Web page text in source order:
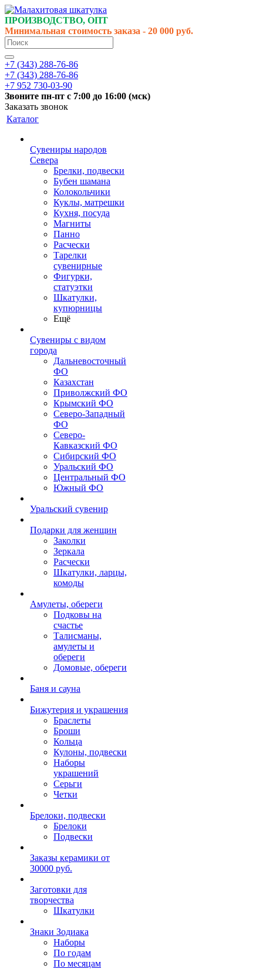
ПРОИЗВОДСТВО, ОПТ
Минимальная стоимость заказа - 20 000 руб.
+7 (343) 288-76-86
+7 (343) 288-76-86
+7 952 730-03-90
Звоните пн-пт с 7:00 до 16:00 (мск)
Заказать звонок
Каталог
Сувениры народов
Севера
Брелки, подвески
Бубен шамана
Колокольчики
Куклы, матрешки
Кухня, посуда
Магниты
Панно
Расчески
Тарелки
сувенирные
Фигурки,
статуэтки
Шкатулки,
купюрницы
Ещё
Сувениры с видом
города
Дальневосточный
ФО
Казахстан
Приволжский ФО
Крымский ФО
Северо-Западный
ФО
Северо-
Кавказский ФО
Сибирский ФО
Уральский ФО
Центральный ФО
Южный ФО
Уральский сувенир
Подарки для женщин
Заколки
Зеркала
Расчески
Шкатулки, ларцы,
комоды
Амулеты, обереги
Подковы на
счастье
Талисманы,
амулеты и
обереги
Домовые, обереги
Баня и сауна
Бижутерия и украшения
Браслеты
Броши
Кольца
Кулоны, подвески
Наборы
украшений
Серьги
Четки
Брелоки, подвески
Брелоки
Подвески
Заказы керамики от
30000 руб.
Заготовки для
творчества
Шкатулки
Знаки Зодиака
Наборы
По годам
По месяцам